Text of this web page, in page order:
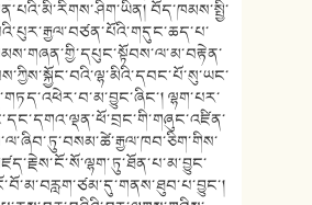
བོད་ཁམས་སྤྱི་
ལྷག་པར་